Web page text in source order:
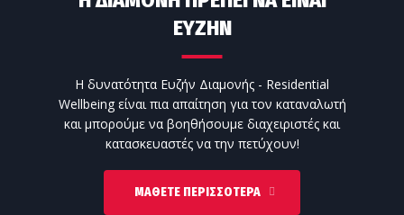
ΕΥΖΗΝ
Η δυνατότητα Ευζήν Διαμονής - Residential
Wellbeing είναι πια απαίτηση για τον καταναλωτή
και μπορούμε να βοηθήσουμε διαχειριστές και
κατασκευαστές να την πετύχουν!
ΜΆΘΕΤΕ ΠΕΡΙΣΣΌΤΕΡΑ